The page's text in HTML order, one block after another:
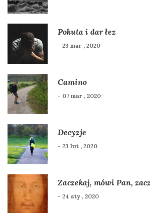
Pokuta i dar łez
- 23 mar , 2020
Camino
- 07 mar , 2020
Decyzje
- 23 lut , 2020
Zaczekaj, mówi Pan,
- 24 sty , 2020